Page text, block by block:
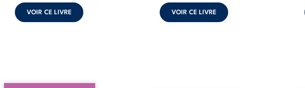
VOIR CE LIVRE VOIR CE LIVRE